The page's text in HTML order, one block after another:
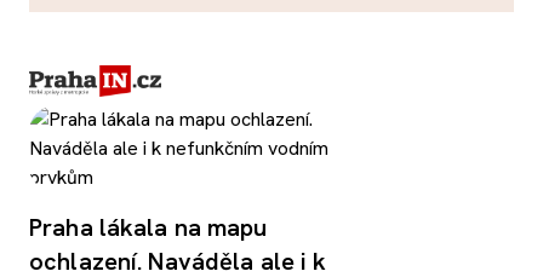
Praha lákala na mapu
ochlazení. Naváděla ale i k